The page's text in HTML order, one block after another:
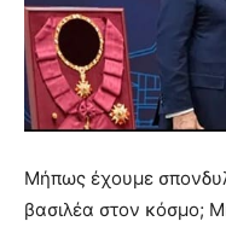
Μήπως έχουμε
βασιλέα στον κόσμο;